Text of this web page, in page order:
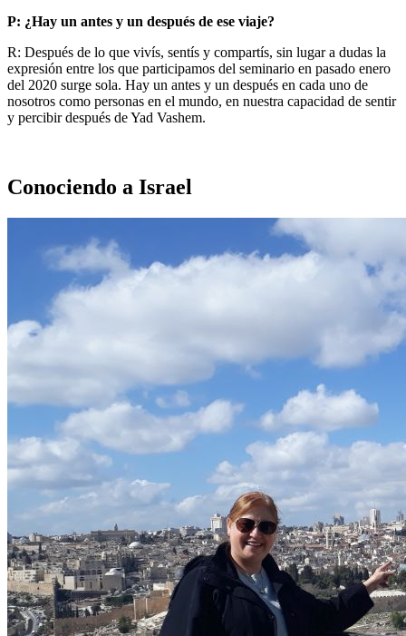
P: ¿Hay un antes y un después de ese viaje?
R: Después de lo que vivís, sentís y compartís, sin lugar a dudas la
expresión entre los que participamos del seminario en pasado enero
del 2020 surge sola. Hay un antes y un después en cada uno de
nosotros como personas en el mundo, en nuestra capacidad de sentir
y percibir después de Yad Vashem.
Conociendo a Israel